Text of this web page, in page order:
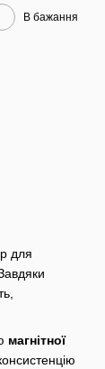
В бажання
для
магнітної